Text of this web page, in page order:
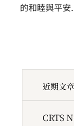
的和睦與平安
近期文章
CRTS